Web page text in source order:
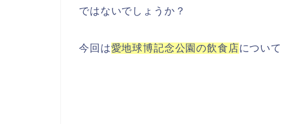
ではないでしょうか？
今回は愛地球博記念公園の飲食店につい